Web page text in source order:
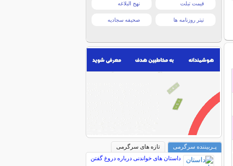
قیمت تبلت نهج البلاغه
تیتر روزنامه ها صحیفه سجادیه
پـربیننده سرگرمی
تازه های سرگرمی
داستان های خواندنی درباره دروغ گفتن